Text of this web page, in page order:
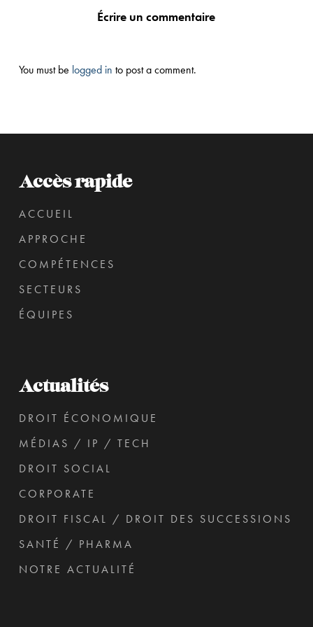
Écrire un commentaire
You must be logged in to post a comment.
Accès rapide
ACCUEIL
APPROCHE
COMPÉTENCES
SECTEURS
ÉQUIPES
Actualités
DROIT ÉCONOMIQUE
MÉDIAS / IP / TECH
DROIT SOCIAL
CORPORATE
DROIT FISCAL / DROIT DES SUCCESSIONS
SANTÉ / PHARMA
NOTRE ACTUALITÉ